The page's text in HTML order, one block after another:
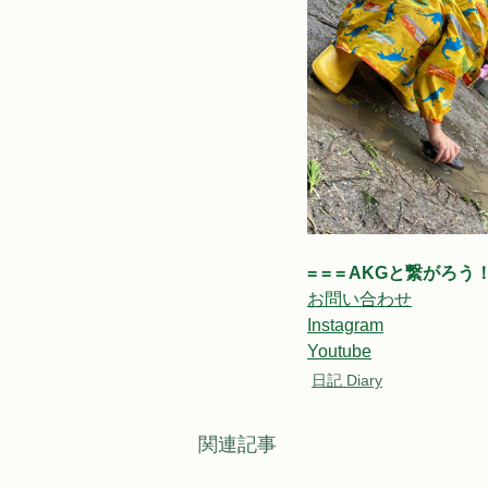
= = = AKGと繋がろう
お問い合わせ
Instagram
Youtube
日記 Diary
関連記事